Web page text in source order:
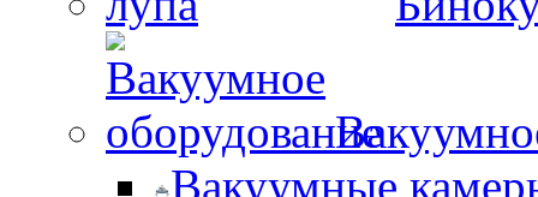
Вакуумные